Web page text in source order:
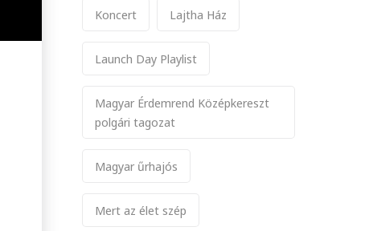
Koncert Lajtha Ház
Launch Day Playlist
Magyar Érdemrend Középkereszt
polgári tagozat
Magyar űrhajós
Mert az élet szép